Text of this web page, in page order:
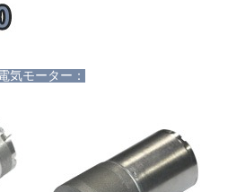
気モーター：